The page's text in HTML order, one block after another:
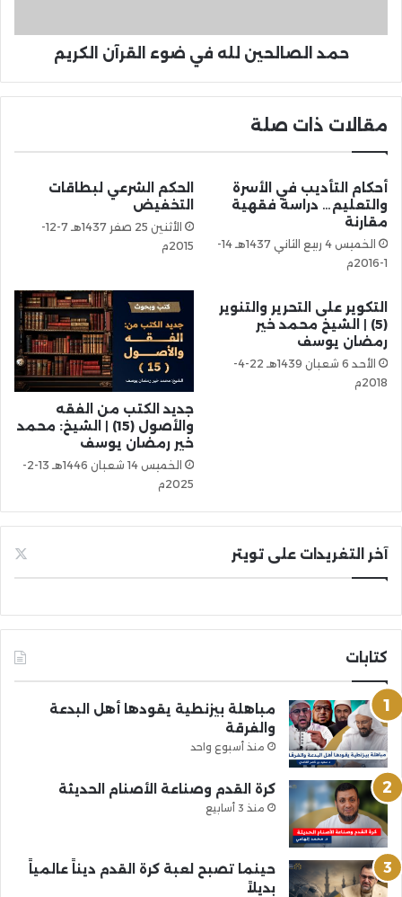
حمد الصالحين لله في ضوء القرآن الكريم
مقالات ذات صلة
أحكام التأديب في الأسرة
والتعليم… دراسة فقهية
مقارنة
الخميس 4 ربيع الثاني 1437هـ 14-
1-2016م
الحكم الشرعي لبطاقات
التخفيض
الأثنين 25 صفر 1437هـ 7-12-
2015م
التكوير على التحرير والتنوير
(5) | الشيخ محمد خير
رمضان يوسف
الأحد 6 شعبان 1439هـ 22-4-
2018م
جديد الكتب من الفقه
والأصول (15) | الشيخ: محمد
خير رمضان يوسف
الخميس 14 شعبان 1446هـ 13-2-
2025م
آخر التغريدات على تويتر
كتابات
مباهلة بيزنطية يقودها أهل البدعة
والفرقة
منذ أسبوع واحد
كرة القدم وصناعة الأصنام الحديثة
منذ 3 أسابيع
حينما تصبح لعبة كرة القدم ديناً عالمياً
بديلاً